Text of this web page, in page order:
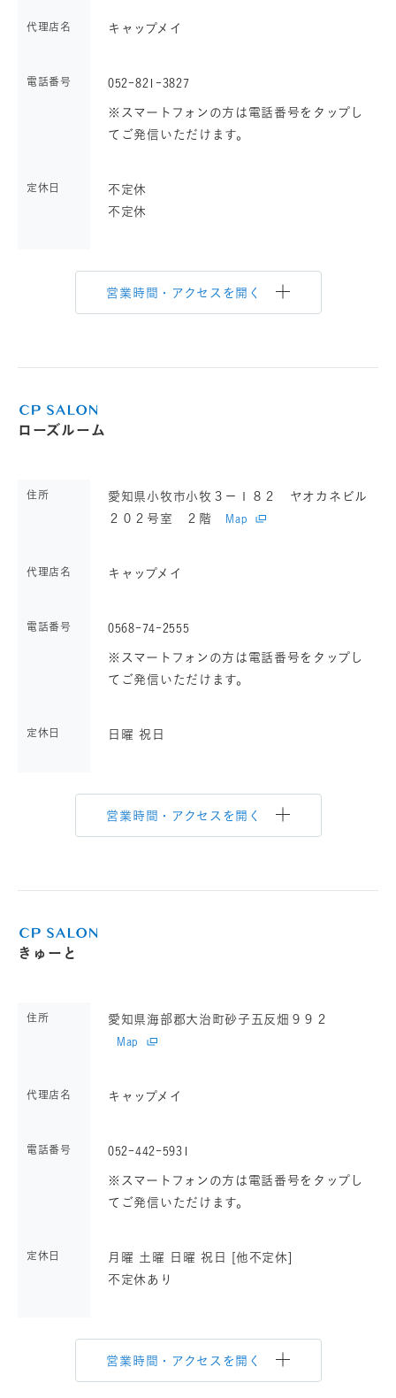
代理店名 キャップメイ
電話番号 052-821-3827
※スマートフォンの方は電話番号をタップし
てご発信いただけます。
定休日
不定休
不定休
営業時間・アクセスを開く
ローズルーム
住所
愛知県小牧市小牧３－１８２ ヤオカネビル
２０２号室 ２階
Map
代理店名 キャップメイ
電話番号 0568-74-2555
※スマートフォンの方は電話番号をタップし
てご発信いただけます。
定休日 日曜 祝日
営業時間・アクセスを開く
きゅーと
住所 愛知県海部郡大治町砂子五反畑９９２
Map
代理店名 キャップメイ
電話番号 052-442-5931
※スマートフォンの方は電話番号をタップし
てご発信いただけます。
定休日
月曜 土曜 日曜 祝日 [他不定休]
不定休あり
営業時間・アクセスを開く